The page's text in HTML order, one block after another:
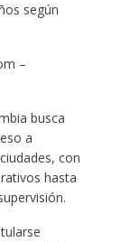
según
–
busca
a
con
hasta